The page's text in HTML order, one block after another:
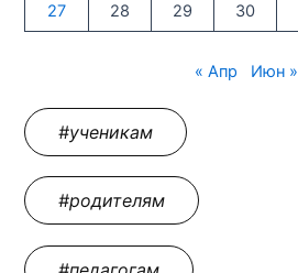
27 28 29 30
« Апр Июн »
#ученикам
#родителям